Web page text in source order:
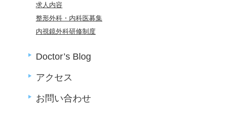
求人内容
整形外科・内科医募集
内視鏡外科研修制度
Doctor’s Blog
アクセス
お問い合わせ